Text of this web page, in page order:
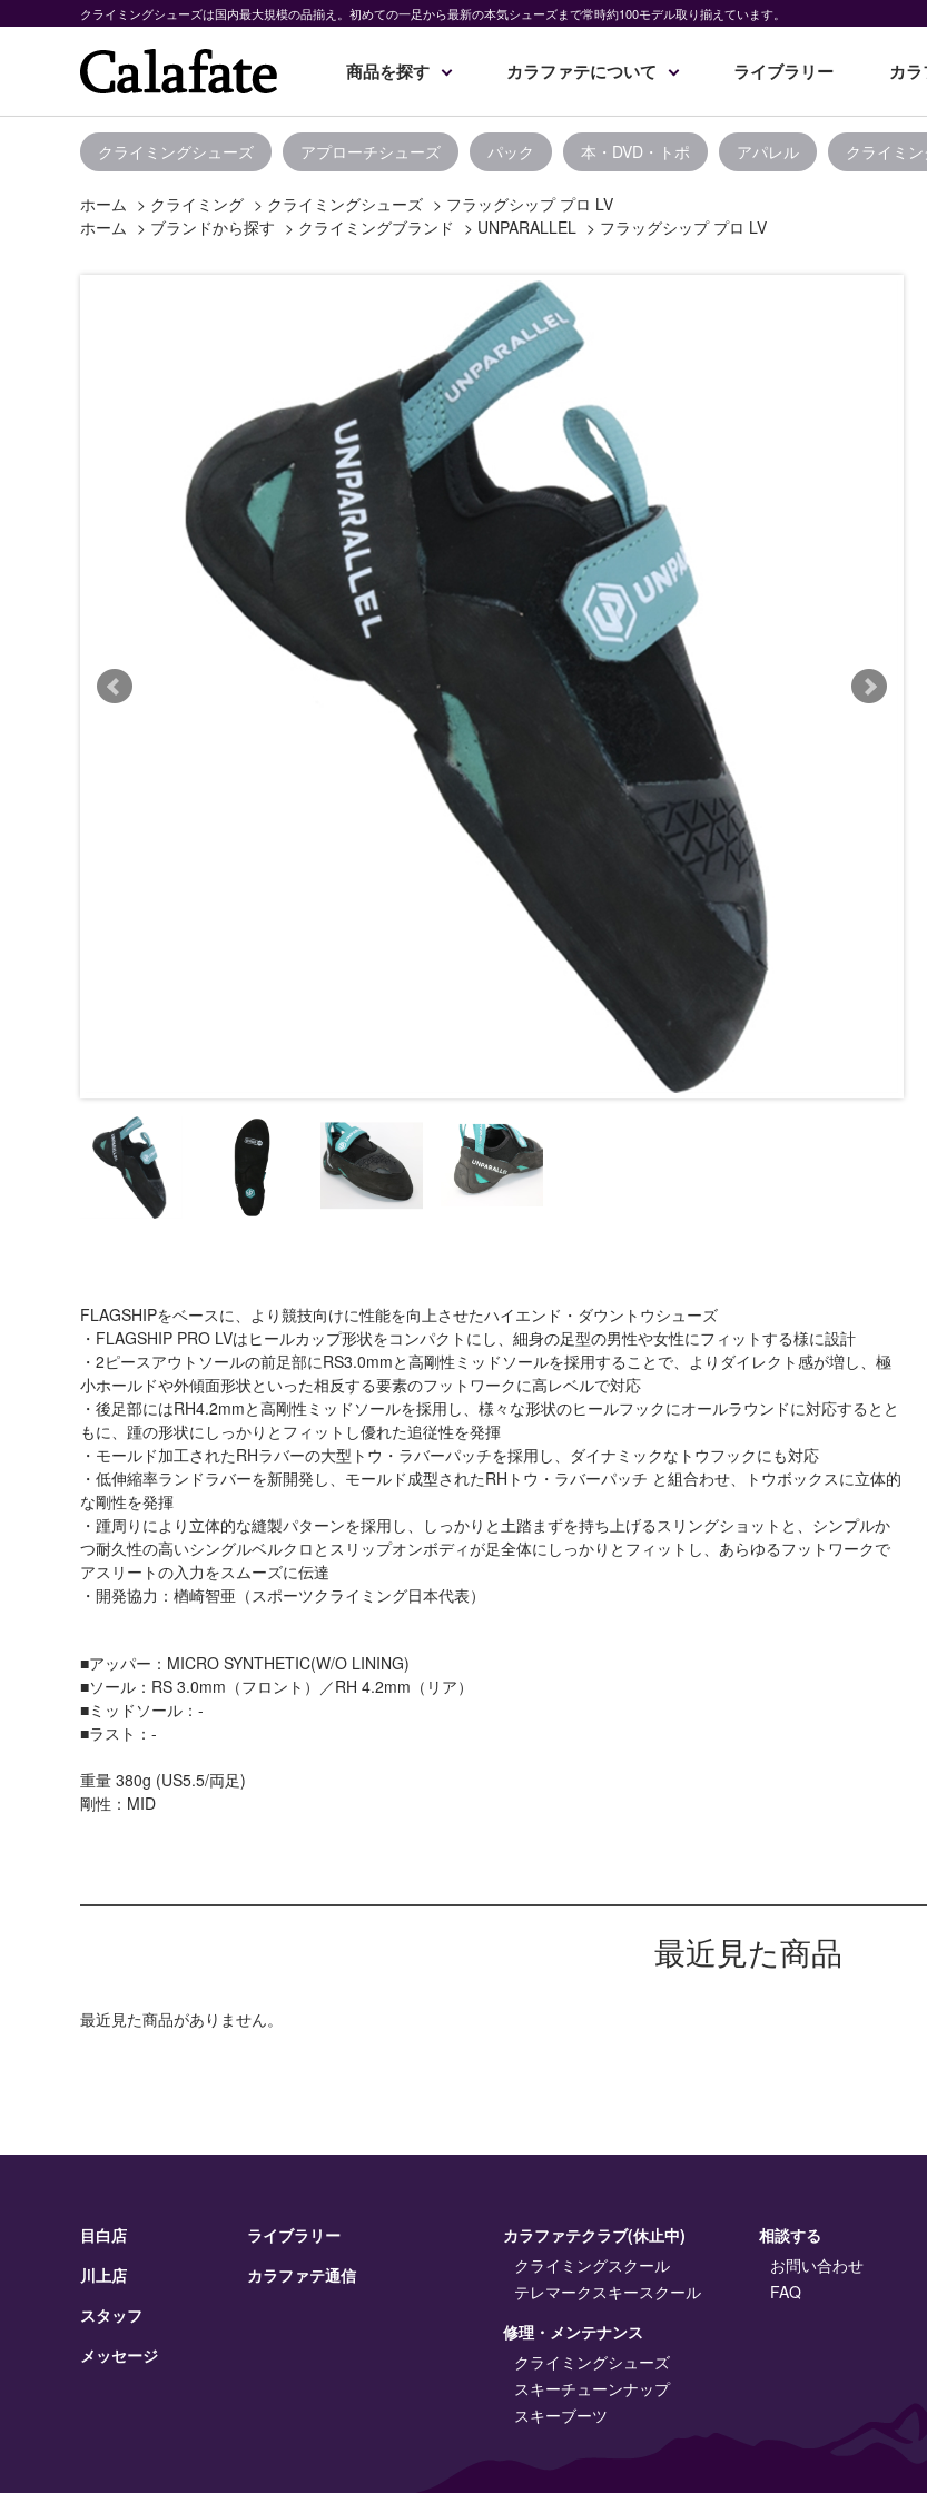
クライミングシューズは国内最大規模の品揃え。初めての一足から最新の本気シューズまで常時約100モデル取り揃えています。
商品を探す カラファテについて ライブラリー カ
クライミングシューズ アプローチシューズ パック 本・DVD・トポ アパレル クライミ
ホーム > クライミング > クライミングシューズ > フラッグシップ プロ LV
ホーム > ブランドから探す > クライミングブランド > UNPARALLEL > フラッグシップ プロ LV
FLAGSHIPをベースに、より競技向けに性能を向上させたハイエンド・ダウントウシューズ
・FLAGSHIP PRO LVはヒールカップ形状をコンパクトにし、細身の足型の男性や女性にフィットする様に設計
・2ピースアウトソールの前足部にRS3.0mmと高剛性ミッドソールを採用することで、よりダイレクト感が増し、極
小ホールドや外傾面形状といった相反する要素のフットワークに高レベルで対応
・後足部にはRH4.2mmと高剛性ミッドソールを採用し、様々な形状のヒールフックにオールラウンドに対応するとと
もに、踵の形状にしっかりとフィットし優れた追従性を発揮
・モールド加工されたRHラバーの大型トウ・ラバーパッチを採用し、ダイナミックなトウフックにも対応
・低伸縮率ランドラバーを新開発し、モールド成型されたRHトウ・ラバーパッチ と組合わせ、トウボックスに立体的
な剛性を発揮
・踵周りにより立体的な縫製パターンを採用し、しっかりと土踏まずを持ち上げるスリングショットと、シンプルか
つ耐久性の高いシングルベルクロとスリップオンボディが足全体にしっかりとフィットし、あらゆるフットワークで
アスリートの入力をスムーズに伝達
・開発協力：楢崎智亜（スポーツクライミング日本代表）
■アッパー：MICRO SYNTHETIC(W/O LINING)
■ソール：RS 3.0mm（フロント）／RH 4.2mm（リア）
■ミッドソール：-
■ラスト：-
重量 380g (US5.5/両足)
剛性：MID
最近見た商品
最近見た商品がありません。
目白店
川上店
スタッフ
メッセージ
ライブラリー
カラファテ通信
カラファテクラブ(休止中)
クライミングスクール
テレマークスキースクール
修理・メンテナンス
クライミングシューズ
スキーチューンナップ
スキーブーツ
相談する
お問い合わせ
FAQ